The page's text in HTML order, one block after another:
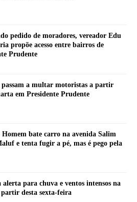
pedido de moradores, vereador Edu
propõe acesso entre bairros de
Prudente
passam a multar motoristas a partir
em Presidente Prudente
bate carro na avenida Salim
e tenta fugir a pé, mas é pego pela
alerta para chuva e ventos intensos na
partir desta sexta-feira